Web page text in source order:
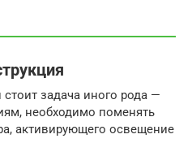
задача иного рода —
необходимо поменять
активирующего освещение